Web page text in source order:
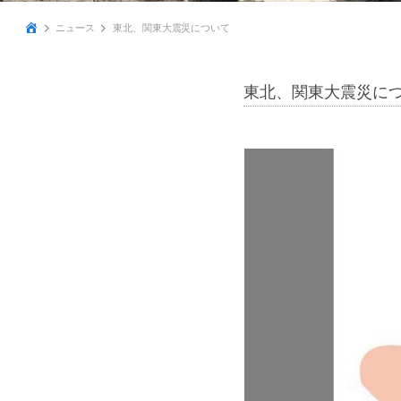
ニュース 東北、関東大震災について
東北、関東大震災に